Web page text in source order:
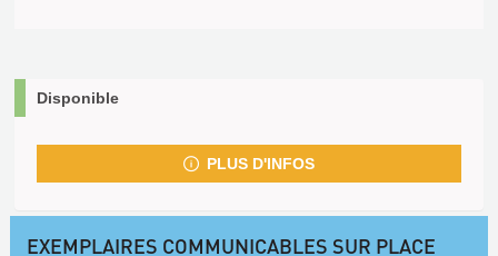
Disponible
PLUS D'INFOS
EXEMPLAIRES COMMUNICABLES SUR PLACE